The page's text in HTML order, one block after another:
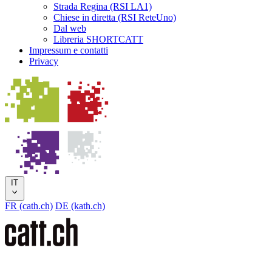
Strada Regina (RSI LA1)
Chiese in diretta (RSI ReteUno)
Dal web
Libreria SHORTCATT
Impressum e contatti
Privacy
IT
FR (cath.ch) DE (kath.ch)